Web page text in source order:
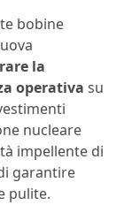
bobine
la
operativa su
nucleare
impellente di
garantire
pulite.